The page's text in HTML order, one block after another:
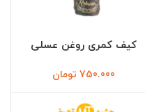
کیف کمری روغن عسلی
750.000 تومان